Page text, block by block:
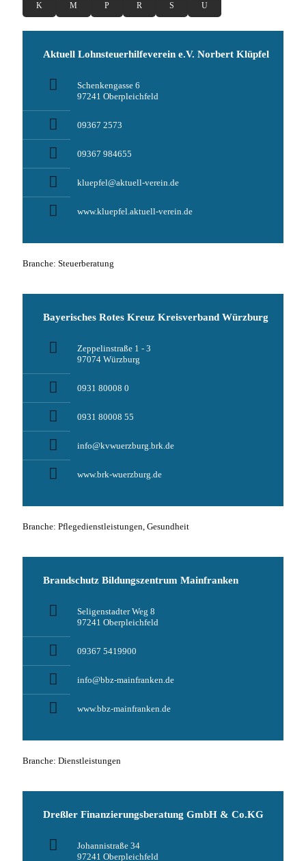
K M P R S U
Aktuell Lohnsteuerhilfeverein e.V. Norbert Klüpfel
Schenkengasse 6
97241 Oberpleichfeld
09367 2573
09367 984655
kluepfel@aktuell-verein.de
www.kluepfel.aktuell-verein.de
Branche: Steuerberatung
Bayerisches Rotes Kreuz Kreisverband Würzburg
Zeppelinstraße 1 - 3
97074 Würzburg
0931 80008 0
0931 80008 55
info@kvwuerzburg.brk.de
www.brk-wuerzburg.de
Branche: Pflegedienstleistungen, Gesundheit
Brandschutz Bildungszentrum Mainfranken
Seligenstadter Weg 8
97241 Oberpleichfeld
09367 5419900
info@bbz-mainfranken.de
www.bbz-mainfranken.de
Branche: Dienstleistungen
Dreßler Finanzierungsberatung GmbH & Co.KG
Johannistraße 34
97241 Oberpleichfeld